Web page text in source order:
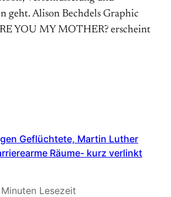
geht. Alison Bechdels Graphic
YOU MY MOTHER? erscheint
Geflüchtete, Martin Luther
Räume- kurz verlinkt
Lesezeit